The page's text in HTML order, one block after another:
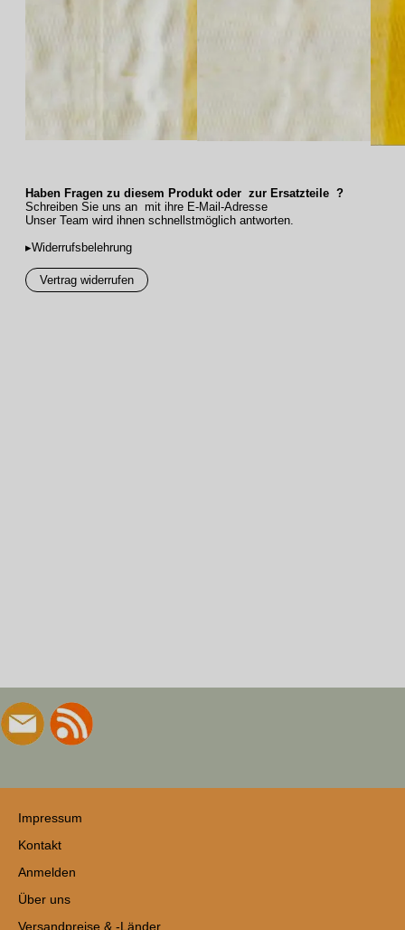
Haben Fragen zu diesem Produkt oder zur Ersatzteile ?
Schreiben Sie uns an mit ihre E-Mail-Adresse
Unser Team wird ihnen schnellstmöglich antworten.
▸Widerrufsbelehrung
Vertrag widerrufen
Impressum
Kontakt
Anmelden
Über uns
Versandpreise & -Länder